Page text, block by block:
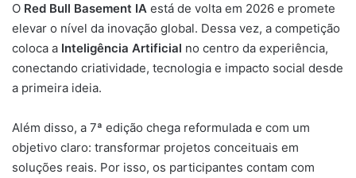
O Red Bull Basement IA está de volta em 2026 e promete
elevar o nível da inovação global. Dessa vez, a competição
coloca a Inteligência Artificial no centro da experiência,
conectando criatividade, tecnologia e impacto social desde
a primeira ideia.
Além disso, a 7ª edição chega reformulada e com um
objetivo claro: transformar projetos conceituais em
soluções reais. Por isso, os participantes contam com